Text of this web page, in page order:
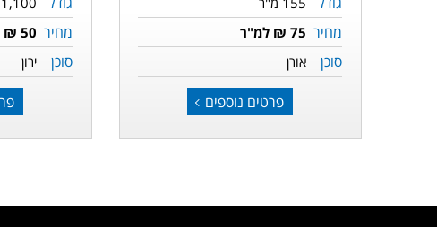
מחיר 75 ₪ למ"ר
סוכן אורן
פרטים נוספים
מחיר 50 ₪ למ"ר
סוכן ירון